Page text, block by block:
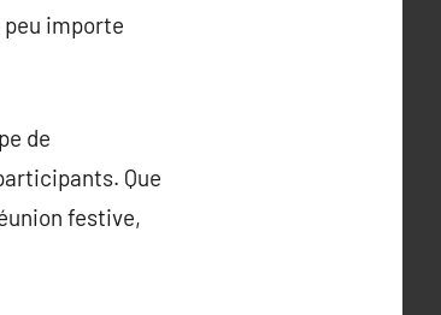
importe
de
Que
festive,